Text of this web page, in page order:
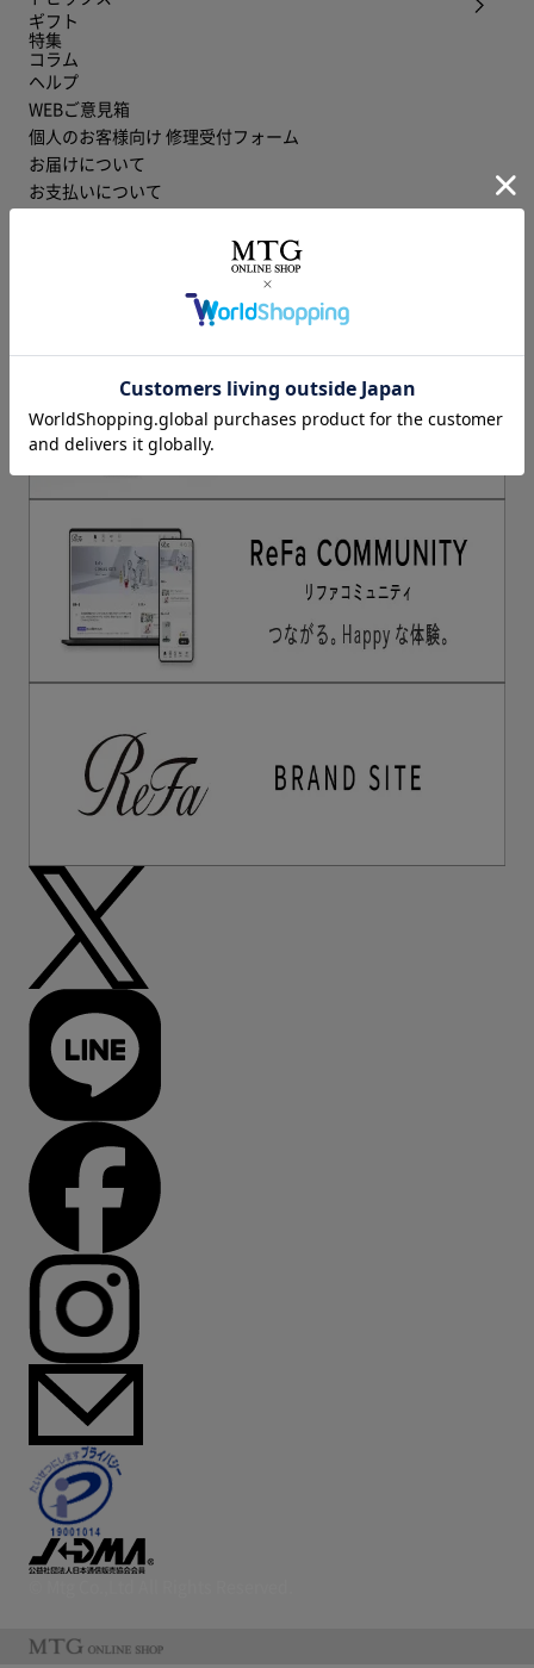
ギフト
特集
コラム
ヘルプ
WEBご意見箱
個人のお客様向け 修理受付フォーム
お届けについて
お支払いについて
特定商取引に関する法律に基づく表記